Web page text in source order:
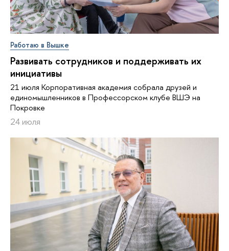
Работаю в Вышке
Развивать сотрудников и поддерживать их
инициативы
21 июля Корпоративная академия собрала друзей и
единомышленников в Профессорском клубе ВШЭ на
Покровке
24 июля